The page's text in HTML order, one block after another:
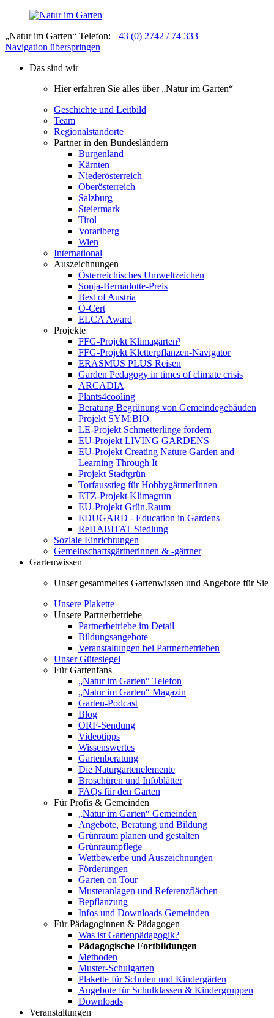
„Natur im Garten“ Telefon: +43 (0) 2742 / 74 333
Navigation überspringen
Das sind wir
Hier erfahren Sie alles über „Natur im Garten“
Geschichte und Leitbild
Team
Regionalstandorte
Partner in den Bundesländern
Burgenland
Kärnten
Niederösterreich
Oberösterreich
Salzburg
Steiermark
Tirol
Vorarlberg
Wien
International
Auszeichnungen
Österreichisches Umweltzeichen
Sonja-Bernadotte-Preis
Best of Austria
Ö-Cert
ELCA Award
Projekte
FFG-Projekt Klimagärten³
FFG-Projekt Kletterpflanzen-Navigator
ERASMUS PLUS Reisen
Garden Pedagogy in times of climate crisis
ARCADIA
Plants4cooling
Beratung Begrünung von Gemeindegebäuden
Projekt SYM:BIO
LE-Projekt Schmetterlinge fördern
EU-Projekt LIVING GARDENS
EU-Projekt Creating Nature Garden and
Learning Through It
Projekt Stadtgrün
Torfausstieg für HobbygärtnerInnen
ETZ-Projekt Klimagrün
EU-Projekt Grün.Raum
EDUGARD - Education in Gardens
ReHABITAT Siedlung
Soziale Einrichtungen
Gemeinschaftsgärtnerinnen & -gärtner
Gartenwissen
Unser gesammeltes Gartenwissen und Angebote für Sie
Unsere Plakette
Unsere Partnerbetriebe
Partnerbetriebe im Detail
Bildungsangebote
Veranstaltungen bei Partnerbetrieben
Unser Gütesiegel
Für Gartenfans
„Natur im Garten“ Telefon
„Natur im Garten“ Magazin
Garten-Podcast
Blog
ORF-Sendung
Videotipps
Wissenswertes
Gartenberatung
Die Naturgartenelemente
Broschüren und Infoblätter
FAQs für den Garten
Für Profis & Gemeinden
„Natur im Garten“ Gemeinden
Angebote, Beratung und Bildung
Grünraum planen und gestalten
Grünraumpflege
Wettbewerbe und Auszeichnungen
Förderungen
Garten on Tour
Musteranlagen und Referenzflächen
Bepflanzung
Infos und Downloads Gemeinden
Für Pädagoginnen & Pädagogen
Was ist Gartenpädagogik?
Pädagogische Fortbildungen
Methoden
Muster-Schulgarten
Plakette für Schulen und Kindergärten
Angebote für Schulklassen & Kindergruppen
Downloads
Veranstaltungen